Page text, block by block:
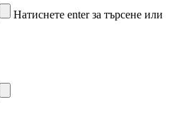
Натиснете enter за търсене или